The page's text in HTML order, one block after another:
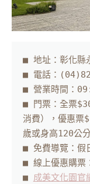
■ 地址：彰化縣
■ 電話：
■ 營業時間：
■ 門票：全票
消費），優惠票
歲或身高120公
■ 免費導覽：假
■ 線上優惠購票
■ 成美文化園官